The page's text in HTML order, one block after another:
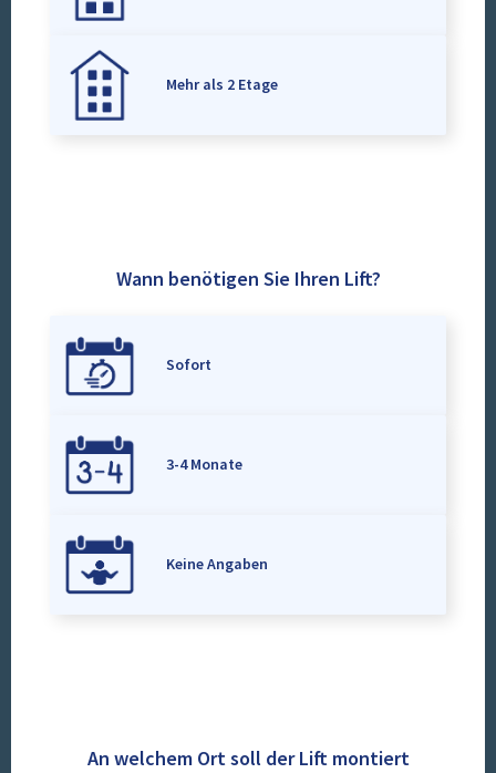
Mehr als 2 Etage
Wann benötigen Sie Ihren Lift?
Sofort
3-4 Monate
Keine Angaben
An welchem Ort soll der Lift montiert